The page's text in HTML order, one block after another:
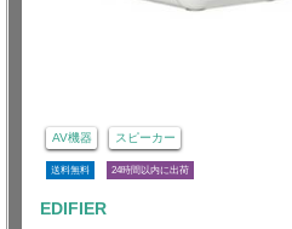
AV機器 スピーカー
送料無料 24時間以内に出荷
EDIFIER